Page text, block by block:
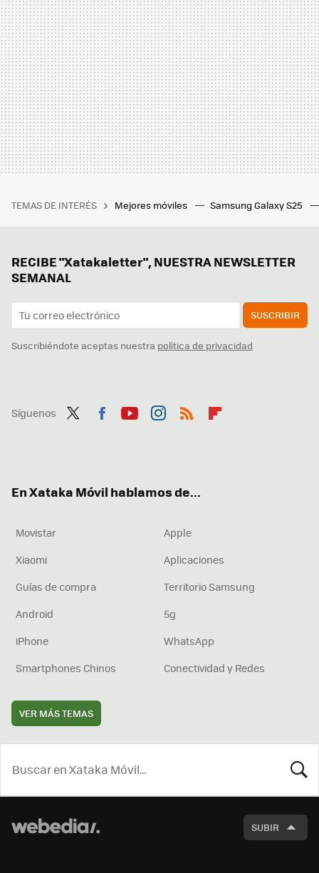
TEMAS DE INTERÉS Mejores móviles Samsung Galaxy S25
RECIBE "Xatakaletter", NUESTRA NEWSLETTER
SEMANAL
SUSCRIBIR
Suscribiéndote aceptas nuestra política de privacidad
Síguenos
En Xataka Móvil hablamos de...
Movistar
Apple
Xiaomi
Aplicaciones
Guías de compra
Territorio Samsung
Android
5g
iPhone
WhatsApp
Smartphones Chinos
Conectividad y Redes
VER MÁS TEMAS
SUBIR